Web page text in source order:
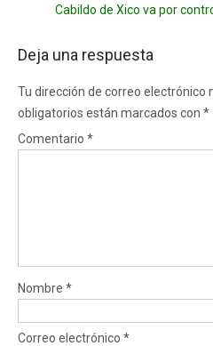
Cabildo de Xico va por
Deja una respuesta
Tu dirección de correo electrónico
obligatorios están marcados con *
Comentario *
Nombre *
Correo electrónico *